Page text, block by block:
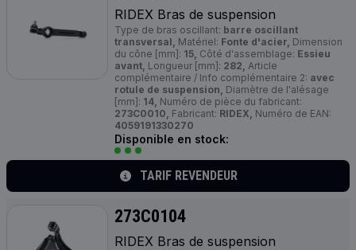
RIDEX Bras de suspension
Type de bras oscillant: barre oscillant
transversal, Matériel: Fonte d'acier, Dimension
du cône [mm]: 15, Côté d'assemblage: Essieu
avant, Longueur [mm]: 282, Article
complémentaire / Info complémentaire 2: avec
rotule de suspension, Diamètre de l'alésage
[mm]: 14, Numéro de pièce du fabricant:
273C0010, Fabricant: RIDEX, Numéro de EAN:
4059191330270
Disponible en stock:
TARIF REVENDEUR
273C0104
RIDEX Bras de suspension